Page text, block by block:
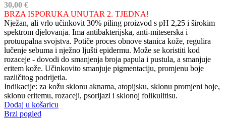
30,00 €
BRZA ISPORUKA UNUTAR 2. TJEDNA!
Nježan, ali vrlo učinkovit 30% piling proizvod s pH 2,25 i širokim
spektrom djelovanja. Ima antibakterijska, anti-miteserska i
protuupalna svojstva. Potiče proces obnove stanica kože, regulira
lučenje sebuma i nježno ljušti epidermu. Može se koristiti kod
rozaceje - dovodi do smanjenja broja papula i pustula, a smanjuje
eritem kože. Učinkovito smanjuje pigmentaciju, promjenu boje
različitog podrijetla.
Indikacije: za kožu sklonu aknama, atopijsku, sklonu promjeni boje,
sklonu eritemu, rozaceji, psorijazi i sklonoj folikulitisu.
Dodaj u košaricu
Brzi pogled